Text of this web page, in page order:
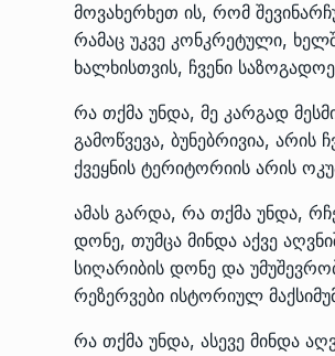
მოვახერხეთ ის, რომ
რამაც უკვე კონკრეტული,
ხალხისთვის, ჩვენი
რა თქმა უნდა, მე კარგად
გამოწვევა, ბუნებრივია, არის
ქვეყნის ტერიტორიის არის
ამას გარდა, რა თქმა უნდა,
დონე, თუმცა მინდა აქვე
სიღარიბის დონე და
რეზერვები ისტორიულ
რა თქმა უნდა, ასევე მინდა
10